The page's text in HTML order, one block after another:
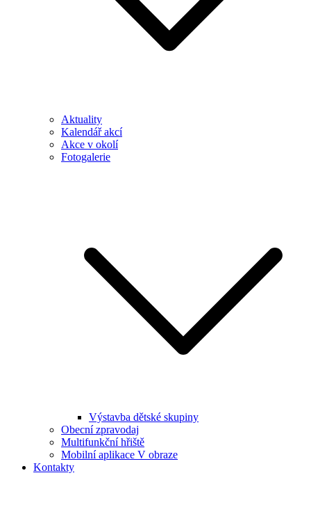
Aktuality
Kalendář akcí
Akce v okolí
Fotogalerie
Výstavba dětské skupiny
Obecní zpravodaj
Multifunkční hřiště
Mobilní aplikace V obraze
Kontakty